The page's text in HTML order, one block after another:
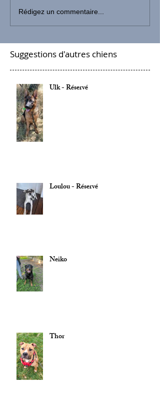
Rédigez un commentaire...
Suggestions d'autres chiens
Ulk - Réservé
Loulou - Réservé
Neiko
Thor